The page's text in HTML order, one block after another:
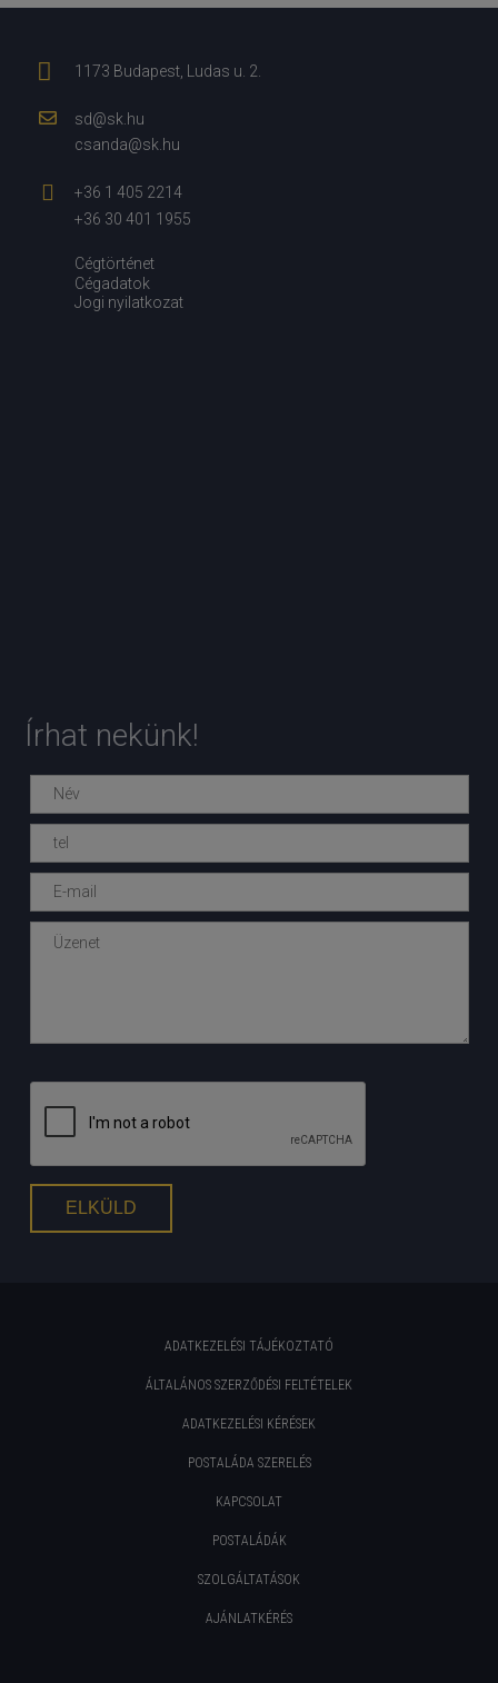
1173 Budapest, Ludas u. 2.
sd@sk.hu
csanda@sk.hu
+36 1 405 2214
+36 30 401 1955
Cégtörténet
Cégadatok
Jogi nyilatkozat
Írhat nekünk!
ADATKEZELÉSI TÁJÉKOZTATÓ
ÁLTALÁNOS SZERZŐDÉSI FELTÉTELEK
ADATKEZELÉSI KÉRÉSEK
POSTALÁDA SZERELÉS
KAPCSOLAT
POSTALÁDÁK
SZOLGÁLTATÁSOK
AJÁNLATKÉRÉS